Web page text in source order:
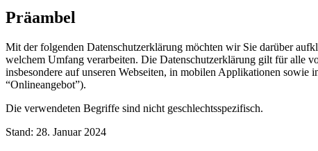
Präambel
Mit der folgenden Datenschutzerklärung möchten wir Sie darüber
welchem Umfang verarbeiten. Die Datenschutzerklärung gilt für alle
insbesondere auf unseren Webseiten, in mobilen Applikationen sowie
“Onlineangebot”).
Die verwendeten Begriffe sind nicht geschlechtsspezifisch.
Stand: 28. Januar 2024